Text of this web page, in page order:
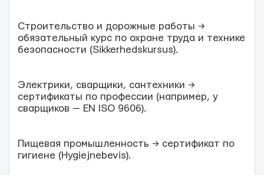
Строительство и дорожные работы →
обязательный курс по охране труда и технике
безопасности (Sikkerhedskursus).
Электрики, сварщики, сантехники →
сертификаты по профессии (например, у
сварщиков — EN ISO 9606).
Пищевая промышленность → сертификат по
гигиене (Hygiejnebevis).